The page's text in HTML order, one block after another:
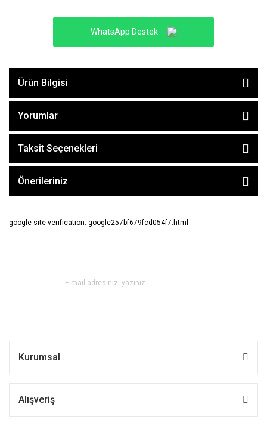
WhatsApp Destek
Ürün Bilgisi
Yorumlar
Taksit Seçenekleri
Önerileriniz
google-site-verification: google257bf679fcd054f7.html
Kurumsal
Alışveriş